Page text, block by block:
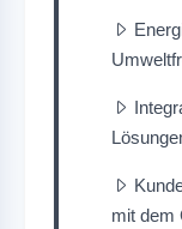
mit dem